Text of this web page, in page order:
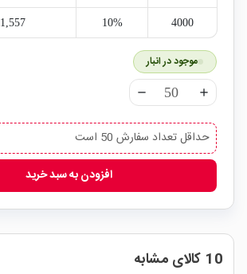
4000
10% 1,557‎ تومان
موجود در انبار
remove add
حداقل تعداد سفارش 50 است
افزودن به سبد خرید
10 کالای مشابه